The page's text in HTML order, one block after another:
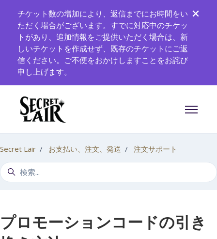
チケット数の増加により、返信までにお時間をい
ただく場合がございます。すでに対応中のチケッ
トがあり、追加情報をご提供いただく場合は、新
しいチケットを作成せず、既存のチケットにご返
信ください。ご不便をおかけしますことをお詫び
申し上げます。
ナビゲ
Secret Lair お支払い、注文、発送 注文サポート
検索
プロモーションコードの引き